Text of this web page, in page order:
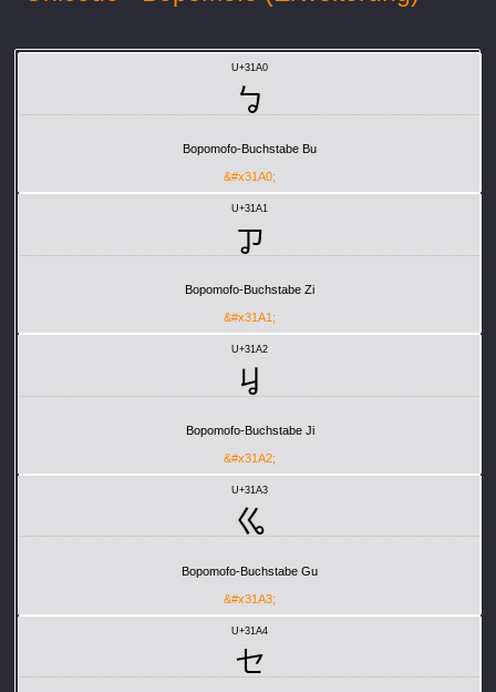
U+31A0
ㆠ
Bopomofo-Buchstabe Bu
&#x31A0;
U+31A1
ㆡ
Bopomofo-Buchstabe Zi
&#x31A1;
U+31A2
ㆢ
Bopomofo-Buchstabe Ji
&#x31A2;
U+31A3
ㆣ
Bopomofo-Buchstabe Gu
&#x31A3;
U+31A4
ㆤ